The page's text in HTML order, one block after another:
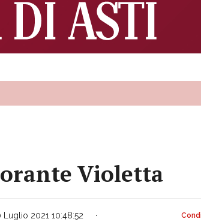
Violetta
Luglio 2021 10:48:52